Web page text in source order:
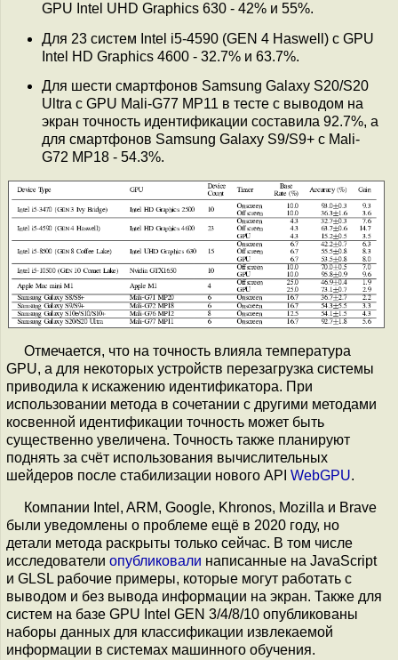
GPU Intel UHD Graphics 630 - 42% и 55%.
Для 23 систем Intel i5-4590 (GEN 4 Haswell) c GPU
Intel HD Graphics 4600 - 32.7% и 63.7%.
Для шести смартфонов Samsung Galaxy S20/S20
Ultra с GPU Mali-G77 MP11 в тесте с выводом на
экран точность идентификации составила 92.7%, а
для смартфонов Samsung Galaxy S9/S9+ с Mali-
G72 MP18 - 54.3%.
Отмечается, что на точность влияла температура
GPU, а для некоторых устройств перезагрузка системы
приводила к искажению идентификатора. При
использовании метода в сочетании с другими методами
косвенной идентификации точность может быть
существенно увеличена. Точность также планируют
поднять за счёт использования вычислительных
шейдеров после стабилизации нового API WebGPU.
Компании Intel, ARM, Google, Khronos, Mozilla и Brave
были уведомлены о проблеме ещё в 2020 году, но
детали метода раскрыты только сейчас. В том числе
исследователи опубликовали написанные на JavaScript
и GLSL рабочие примеры, которые могут работать с
выводом и без вывода информации на экран. Также для
систем на базе GPU Intel GEN 3/4/8/10 опубликованы
наборы данных для классификации извлекаемой
информации в системах машинного обучения.